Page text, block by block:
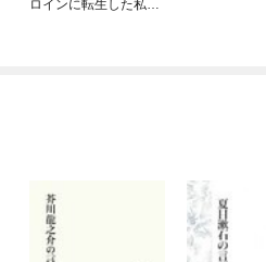
ロインに転生した私、